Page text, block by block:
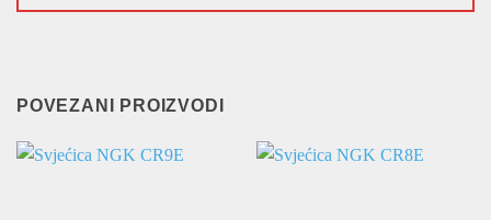
POVEZANI PROIZVODI